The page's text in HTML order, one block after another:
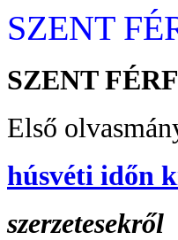
SZENT
SZENT
Első
húsvéti időn
szerzetesekről